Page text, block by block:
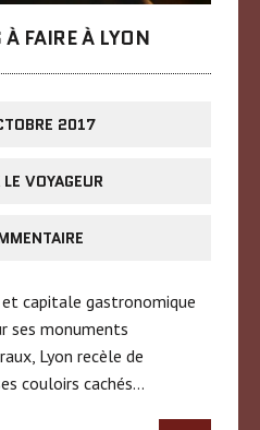
FAIRE À LYON
2017
VOYAGEUR
capitale gastronomique
ses monuments
Lyon recèle de
couloirs cachés…